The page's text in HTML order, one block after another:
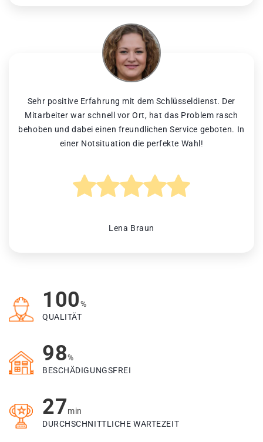
Sehr positive Erfahrung mit dem Schlüsseldienst. Der
Mitarbeiter war schnell vor Ort, hat das Problem rasch
behoben und dabei einen freundlichen Service geboten. In
einer Notsituation die perfekte Wahl!
Lena Braun
100%
QUALITÄT
98%
BESCHÄDIGUNGSFREI
27min
DURCHSCHNITTLICHE WARTEZEIT